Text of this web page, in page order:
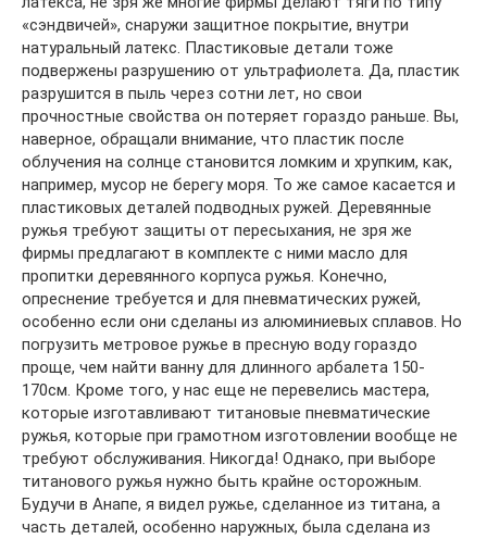
«сэндвичей», снаружи защитное покрытие, внутри
натуральный латекс. Пластиковые детали тоже
подвержены разрушению от ультрафиолета. Да, пластик
разрушится в пыль через сотни лет, но свои
прочностные свойства он потеряет гораздо раньше. Вы,
наверное, обращали внимание, что пластик после
облучения на солнце становится ломким и хрупким, как,
например, мусор не берегу моря. То же самое касается и
пластиковых деталей подводных ружей. Деревянные
ружья требуют защиты от пересыхания, не зря же
фирмы предлагают в комплекте с ними масло для
пропитки деревянного корпуса ружья. Конечно,
опреснение требуется и для пневматических ружей,
особенно если они сделаны из алюминиевых сплавов. Но
погрузить метровое ружье в пресную воду гораздо
проще, чем найти ванну для длинного арбалета 150-
170см. Кроме того, у нас еще не перевелись мастера,
которые изготавливают титановые пневматические
ружья, которые при грамотном изготовлении вообще не
требуют обслуживания. Никогда! Однако, при выборе
титанового ружья нужно быть крайне осторожным.
Будучи в Анапе, я видел ружье, сделанное из титана, а
часть деталей, особенно наружных, была сделана из